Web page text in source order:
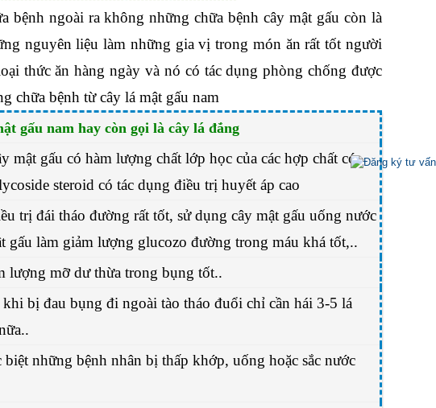
bệnh ngoài ra không những chữa bệnh cây mật gấu còn là
nguyên liệu làm những gia vị trong món ăn rất tốt người
thức ăn hàng ngày và nó có tác dụng phòng chống được
chữa bệnh từ cây lá mật gấu nam
gấu nam hay còn gọi là cây lá đắng
mật gấu có hàm lượng chất lớp học của các hợp chất có
steroid có tác dụng điều trị huyết áp cao
trị đái tháo đường rất tốt, sử dụng cây mật gấu uống nước
gấu làm giảm lượng glucozo đường trong máu khá tốt,..
lượng mỡ dư thừa trong bụng tốt..
bị đau bụng đi ngoài tào tháo đuổi chỉ cần hái 3-5 lá
những bệnh nhân bị thấp khớp, uống hoặc sắc nước